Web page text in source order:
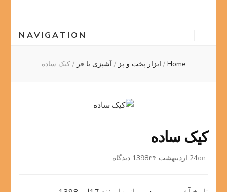
NAVIGATION
Home
/ ابزار پخت و پز/ آشپزی با فر/ کیک ساده
کیک ساده
on24 اردیبهشت 1398 ۳۴ دیدگاه